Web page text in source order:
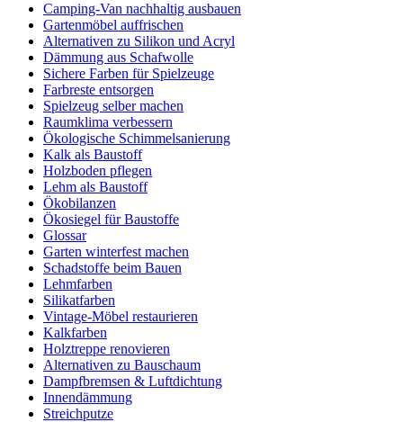
Camping-Van nachhaltig ausbauen
Gartenmöbel auffrischen
Alternativen zu Silikon und Acryl
Dämmung aus Schafwolle
Sichere Farben für Spielzeuge
Farbreste entsorgen
Spielzeug selber machen
Raumklima verbessern
Ökologische Schimmelsanierung
Kalk als Baustoff
Holzboden pflegen
Lehm als Baustoff
Ökobilanzen
Ökosiegel für Baustoffe
Glossar
Garten winterfest machen
Schadstoffe beim Bauen
Lehmfarben
Silikatfarben
Vintage-Möbel restaurieren
Kalkfarben
Holztreppe renovieren
Alternativen zu Bauschaum
Dampfbremsen & Luftdichtung
Innendämmung
Streichputze